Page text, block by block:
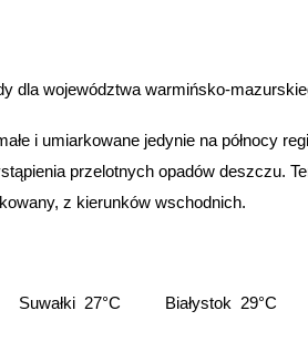
dla województwa warmińsko-
i umiarkowane jedynie na północy
przelotnych opadów deszczu.
z kierunków wschodnich.
Suwałki 27°C Białystok 29°C